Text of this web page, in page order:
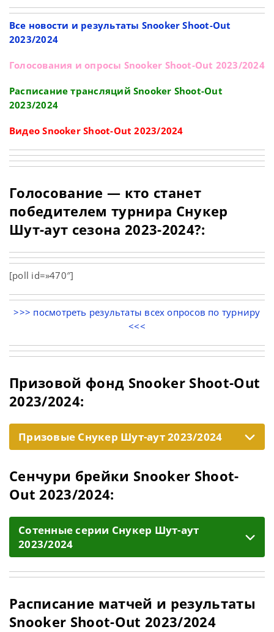
Все новости и результаты Snooker Shoot-Out
2023/2024
Голосования и опросы Snooker Shoot-Out 2023/2024
Расписание трансляций Snooker Shoot-Out
2023/2024
Видео Snooker Shoot-Out 2023/2024
Голосование — кто станет
победителем турнира Снукер
Шут-аут сезона 2023-2024?:
[poll id=»470″]
>>> посмотреть результаты всех опросов по турниру
<<<
Призовой фонд Snooker Shoot-Out
2023/2024:
Призовые Снукер Шут-аут 2023/2024
Сенчури брейки Snooker Shoot-
Out 2023/2024:
Cотенные серии Снукер Шут-аут
2023/2024
Расписание матчей и результаты
Snooker Shoot-Out 2023/2024